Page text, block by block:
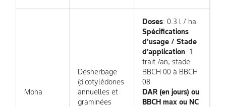
Moha
Désherbage
(dicotylédones
annuelles et
graminées
Doses: 0.3 l / ha
Spécifications
d'usage / Stade
d'application: 1
trait./an; stade
BBCH 00 à BBCH
08
DAR (en jours) ou
BBCH max ou NC